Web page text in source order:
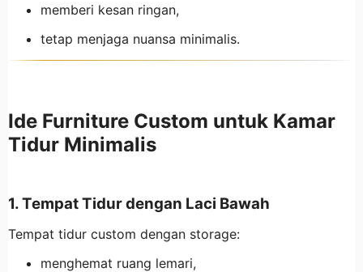
memberi kesan ringan,
tetap menjaga nuansa minimalis.
Ide Furniture Custom untuk Kamar
Tidur Minimalis
1. Tempat Tidur dengan Laci Bawah
Tempat tidur custom dengan storage:
menghemat ruang lemari,